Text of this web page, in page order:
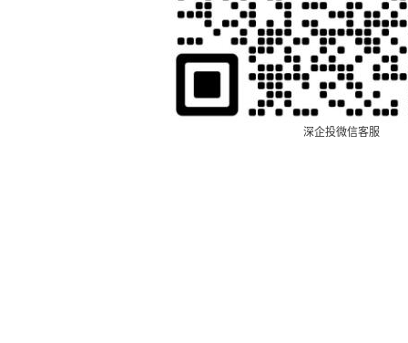
深企投微信客服